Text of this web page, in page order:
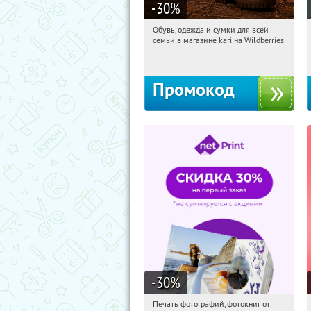
-30%
16:03:48 Получили:
Обувь, одежда и сумки для всей
семьи в магазине kari на Wildberries
Промокод
-30%
16:03:48 Получили:
Печать фотографий, фотокниг от